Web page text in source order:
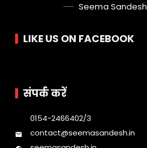
Seema Sandesh
LIKE US ON FACEBOOK
संपर्क करें
0154-2466402/3
contact@seemasandesh.in